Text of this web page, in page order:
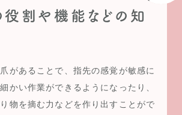
役割や機能などの知
があることで、指先の感覚が敏感に
かい作業ができるようになったり、
物を摘む力などを作り出すことがで